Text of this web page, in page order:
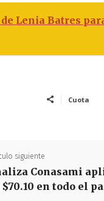
Lenia Batres
Cuota
siguiente
Conasami
$70.10 en todo el